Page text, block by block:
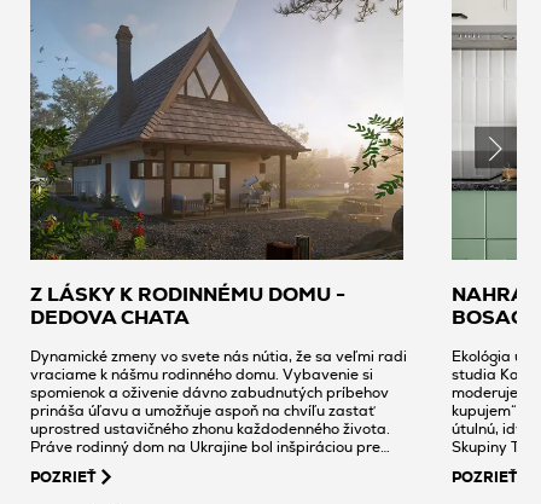
Z LÁSKY K RODINNÉMU DOMU -
DEDOVA CHATA
Dynamické zmeny vo svete nás nútia, že sa veľmi radi
vraciame k nášmu rodinného domu. Vybavenie si
spomienok a oživenie dávno zabudnutých príbehov
prináša úľavu a umožňuje aspoň na chvíľu zastať
uprostred ustavičného zhonu každodenného života.
Práve rodinný dom na Ukrajine bol inšpiráciou pre
v ktorej spojila minulosť so súčasnosťou.
POZRIEŤ
Ekológia
studia
moderuje
kupujem“,
útulnú,
Skupiny
POZRIEŤ